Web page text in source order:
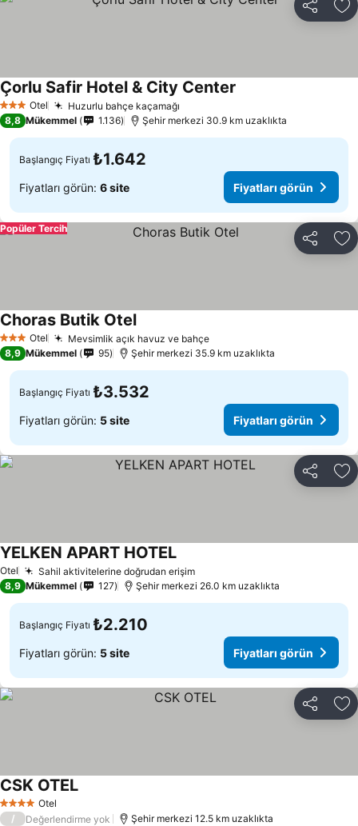
Paylaş
3 YıldızOtel Huzurlu bahçe kaçamağı
Çorlu Safir Hotel & City Center
8,8 Mükemmel 1.136 Şehir merkezi 30.9 km uzaklıkta
Başlangıç Fiyatı ₺1.642
Fiyatları görün: 6 site Fiyatları görün
Paylaş
Popüler Tercih
3 YıldızOtel Mevsimlik açık havuz ve bahçeFiyatları görün
Choras Butik OtelFiyatları görün
8,9 Mükemmel 95 Şehir merkezi 35.9 km uzaklıkta
Başlangıç Fiyatı ₺3.532
Fiyatları görün: 5 site Fiyatları görün
Paylaş
Otel Sahil aktivitelerine doğrudan erişimFiyatları görün
YELKEN APART HOTELFiyatları görün
8,9 Mükemmel 127 Şehir merkezi 26.0 km uzaklıkta
Başlangıç Fiyatı ₺2.210
Fiyatları görün: 5 site Fiyatları görün
Paylaş
4 Yıldız Otel
CSK OTELFiyatları görün
/ Değerlendirme yok Şehir merkezi 12.5 km uzaklıkta